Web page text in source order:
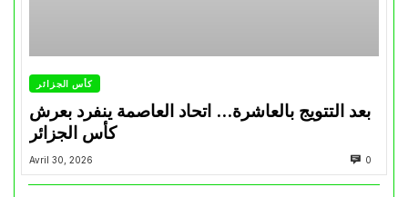
كأس الجزائر
بعد التتويج بالعاشرة… اتحاد العاصمة ينفرد بعرش
كأس الجزائر
Avril 30, 2026 0